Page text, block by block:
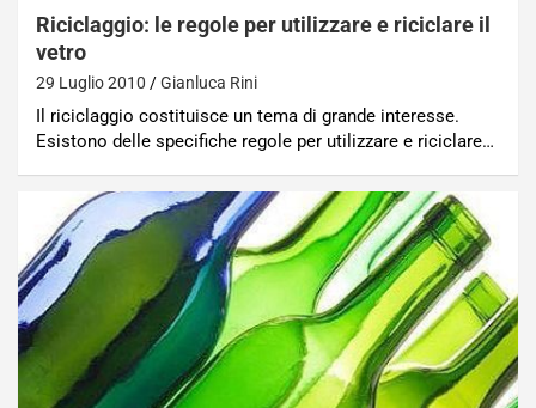
Riciclaggio: le regole per utilizzare e riciclare il
vetro
29 Luglio 2010 Gianluca Rini
Il riciclaggio costituisce un tema di grande interesse.
Esistono delle specifiche regole per utilizzare e riciclare…